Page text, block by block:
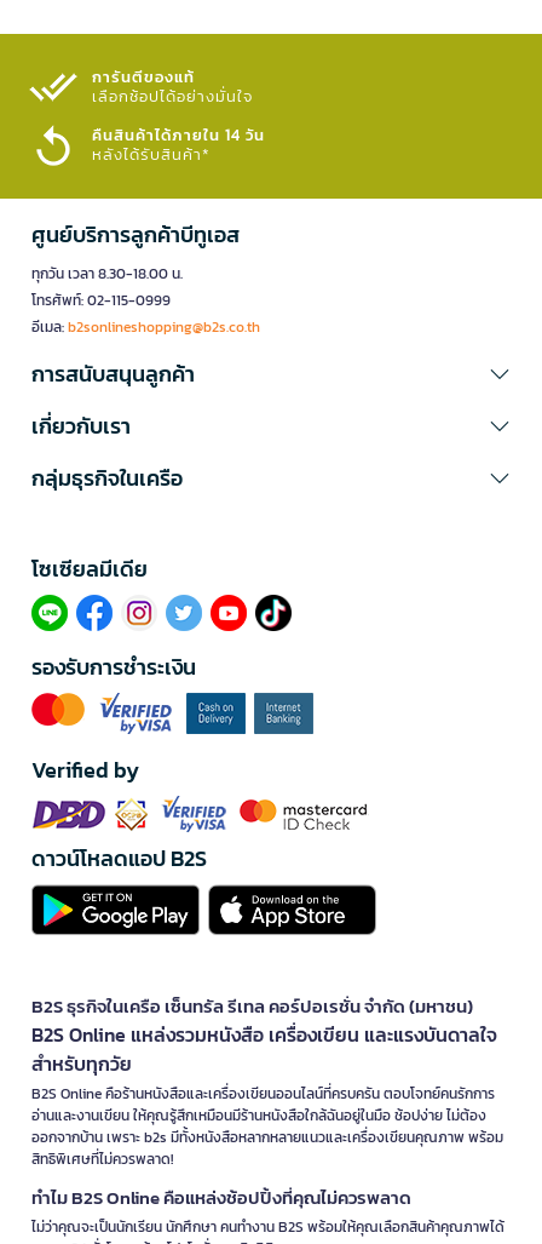
การันตีของแท้
เลือกช้อปได้อย่างมั่นใจ​
คืนสินค้าได้ภายใน 14 วัน
หลังได้รับสินค้า*
ศูนย์บริการลูกค้าบีทูเอส
ทุกวัน เวลา 8.30-18.00 น.
โทรศัพท์: 02-115-0999
อีเมล:b2sonlineshopping@b2s.co.th
การสนับสนุนลูกค้า
เกี่ยวกับเรา
กลุ่มธุรกิจในเครือ
โซเซียลมีเดีย​
รองรับการชำระเงิน
Verified by
ดาวน์โหลดแอป B2S
B2S ธุรกิจในเครือ เซ็นทรัล รีเทล คอร์ปอเรชั่น จำกัด (มหาชน)
B2S Online แหล่งรวมหนังสือ เครื่องเขียน และแรงบันดาลใจ
สำหรับทุกวัย
B2S Online คือร้านหนังสือและเครื่องเขียนออนไลน์ที่ครบครัน ตอบโจทย์คนรักการ
อ่านและงานเขียน ให้คุณรู้สึกเหมือนมีร้านหนังสือใกล้ฉันอยู่ในมือ ช้อปง่าย ไม่ต้อง
ออกจากบ้าน เพราะ b2s มีทั้งหนังสือหลากหลายแนวและเครื่องเขียนคุณภาพ พร้อม
สิทธิพิเศษที่ไม่ควรพลาด!
ทำไม B2S Online คือแหล่งช้อปปิ้งที่คุณไม่ควรพลาด
ไม่ว่าคุณจะเป็นนักเรียน นักศึกษา คนทำงาน B2S พร้อมให้คุณเลือกสินค้าคุณภาพได้